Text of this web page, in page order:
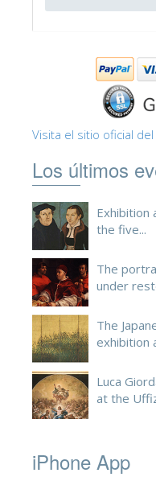
Visita el sitio oficial
Los últimos
Exhibition
the five...
The
under
The
exhibition
Luca
at the
iPhone App